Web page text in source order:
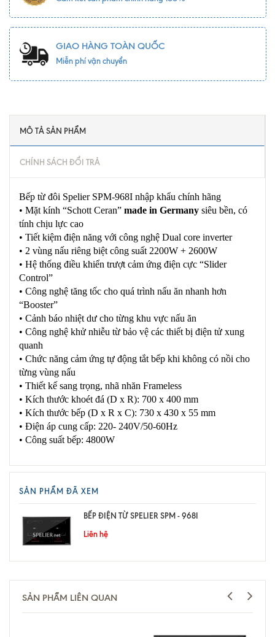
GIAO HÀNG TOÀN QUỐC
Miễn phí vận chuyển
MÔ TẢ SẢN PHẨM
CHÍNH SÁCH ĐỔI TRẢ
Bếp từ đôi Spelier SPM-968I nhập khẩu chính hãng
• Mặt kính “Schott Ceran” made in Germany siêu bền, có
tính chịu lực cao
• Tiết kiệm điện năng với công nghệ Dual core inverter
• 2 vùng nấu riêng biệt công suất 2200W + 2600W
• Hệ thống điều khiển trượt cảm ứng điện cực “Slider
Control”
• Công nghệ tăng tốc cho quá trình nấu ăn nhanh hơn
“Booster”
• Cảnh báo nhiệt dư cho từng khu vực nấu ăn
• Công nghệ khử nhiễu từ bảo vệ các thiết bị điện tử xung
quanh
• Chức năng cảm ứng tự động tắt bếp khi không có nồi cho
từng vùng nấu
• Thiết kế sang trọng, nhã nhăn Frameless
• Kích thước khoét đá (D x R): 700 x 400 mm
• Kích thước bếp (D x R x C): 730 x 430 x 55 mm
• Điện áp cung cấp: 220- 240V/50-60Hz
• Công suất bếp: 4800W
SẢN PHẨM ĐÃ XEM
BẾP ĐIỆN TỪ SPELIER SPM - 968I
Liên hệ
SẢN PHẨM LIÊN QUAN